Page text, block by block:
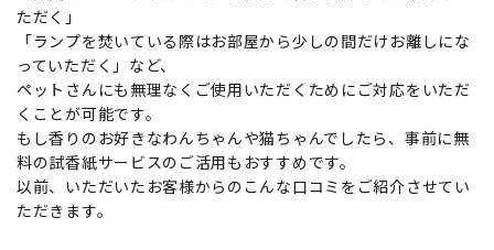
ただく」
「ランプを焚いている際はお部屋から少しの間だけお離しにな
っていただく」など、
ペットさんにも無理なくご使用いただくためにご対応をいただ
くことが可能です。
もし香りのお好きなわんちゃんや猫ちゃんでしたら、事前に無
料の試香紙サービスのご活用もおすすめです。
以前、いただいたお客様からのこんな口コミをご紹介させてい
ただきます。